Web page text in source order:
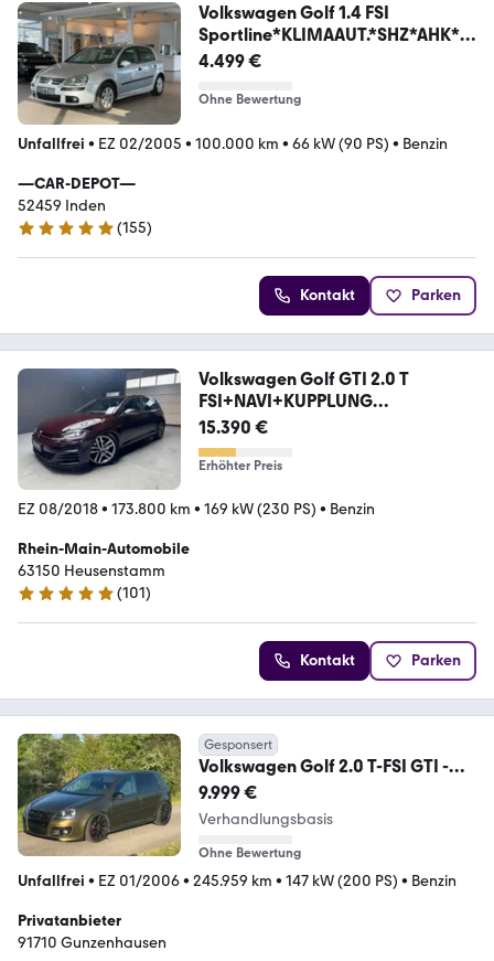
Volkswagen Golf 1.4 FSI
Sportline*KLIMAAUT.*SHZ*AHK*T
EMP.*
4.499 €
Ohne Bewertung
Unfallfrei • EZ 02/2005 • 100.000 km • 66 kW (90 PS) • Benzin
—CAR-DEPOT—
52459 Inden
4.9 Sterne
(155)
Kontakt Parken
Volkswagen Golf GTI 2.0 T
FSI+NAVI+KUPPLUNG
NEU+LED+KAMERA+
15.390 €
Erhöhter Preis
EZ 08/2018• 173.800 km • 169 kW (230 PS) • Benzin
Rhein-Main-Automobile
63150 Heusenstamm
4.8 Sterne
(101)
Kontakt Parken
Gesponsert
Volkswagen Golf 2.0 T-FSI GTI -
Liebhaberfahrzeug
9.999 €
Verhandlungsbasis
Ohne Bewertung
Unfallfrei • EZ 01/2006• 245.959 km • 147 kW (200 PS) • Benzin
Privatanbieter
91710 Gunzenhausen